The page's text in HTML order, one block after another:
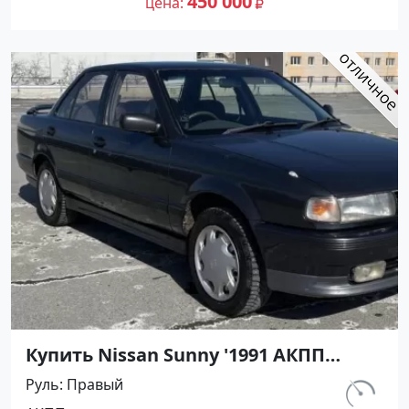
Купить Nissan Sunny '1991 АКПП
(1400/75 л.с.) Бензин инжектор
Тамань цвет Черный Седан по цене
Руль Правый